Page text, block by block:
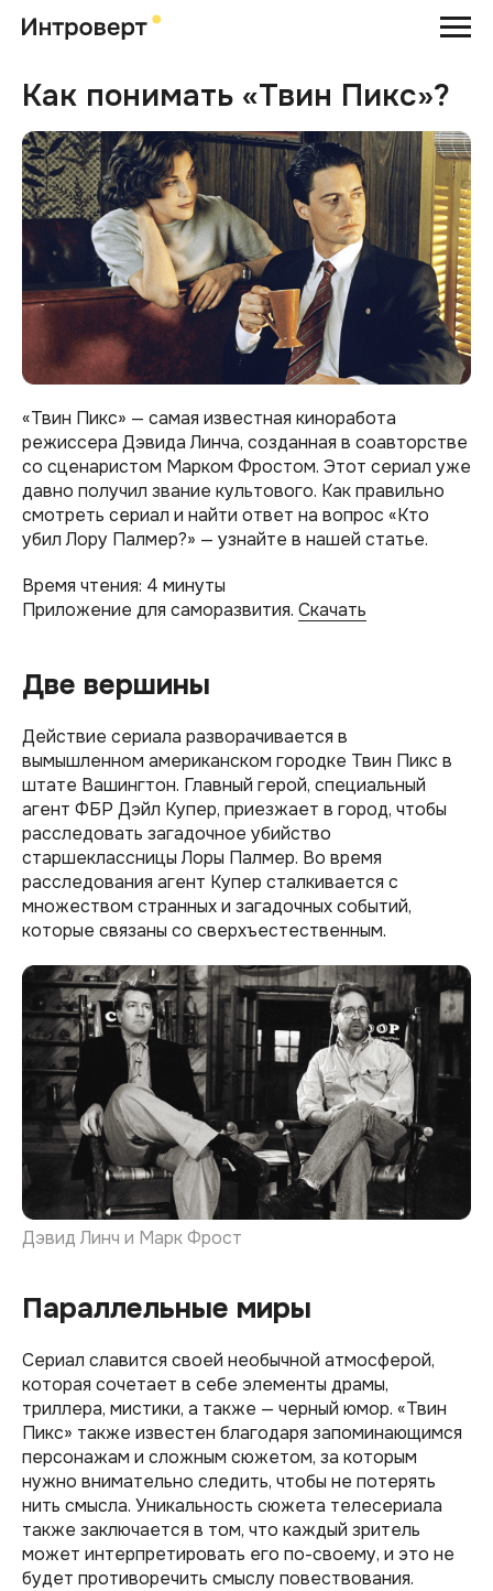
Как понимать «Твин Пикс»?
«Твин Пикс» — самая известная киноработа
режиссера Дэвида Линча, созданная в соавторстве
со сценаристом Марком Фростом. Этот сериал уже
давно получил звание культового. Как правильно
смотреть сериал и найти ответ на вопрос «Кто
убил Лору Палмер?» — узнайте в нашей статье.
Время чтения: 4 минуты
Приложение для саморазвития. Скачать
Две вершины
Действие сериала разворачивается в
вымышленном американском городке Твин Пикс в
штате Вашингтон. Главный герой, специальный
агент ФБР Дэйл Купер, приезжает в город, чтобы
расследовать загадочное убийство
старшеклассницы Лоры Палмер. Во время
расследования агент Купер сталкивается с
множеством странных и загадочных событий,
которые связаны со сверхъестественным.
Дэвид Линч и Марк Фрост
Параллельные миры
Сериал славится своей необычной атмосферой,
которая сочетает в себе элементы драмы,
триллера, мистики, а также — черный юмор. «Твин
Пикс» также известен благодаря запоминающимся
персонажам и сложным сюжетом, за которым
нужно внимательно следить, чтобы не потерять
нить смысла. Уникальность сюжета телесериала
также заключается в том, что каждый зритель
может интерпретировать его по-своему, и это не
будет противоречить смыслу повествования.